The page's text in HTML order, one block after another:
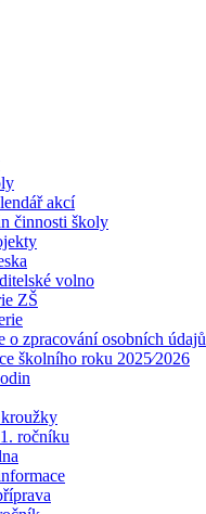
akcí
činnosti školy
volno
ZŠ
o zpracování osobních údajů
školního roku 2025⁄2026
ročníku